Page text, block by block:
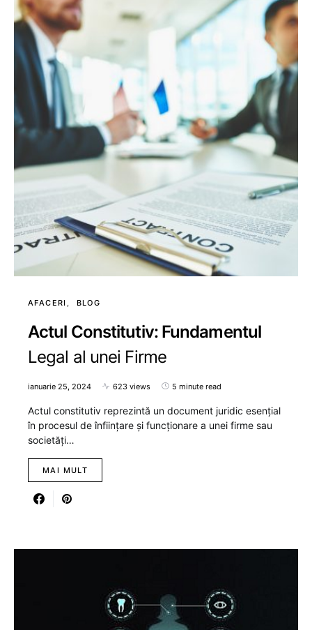
AFACERI BLOG
Actul Constitutiv: Fundamentul
Legal al unei Firme
ianuarie 25, 2024 623 views 5 minute read
Actul constitutiv reprezintă un document juridic esențial
în procesul de înființare și funcționare a unei firme sau
societăți…
MAI MULT